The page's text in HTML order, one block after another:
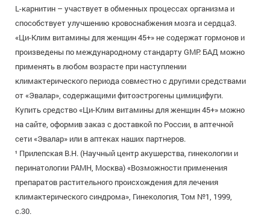
L-карнитин – участвует в обменных процессах организма и
способствует улучшению кровоснабжения мозга и сердца3.
«Ци-Клим витамины для женщин 45+» не содержат гормонов и
произведены по международному стандарту GMP. БАД можно
применять в любом возрасте при наступлении
климактерического периода совместно с другими средствами
от «Эвалар», содержащими фитоэстрогены цимицифуги.
Купить средство «Ци-Клим витамины для женщин 45+» можно
на сайте, оформив заказ с доставкой по России, в аптечной
сети «Эвалар» или в аптеках наших партнеров.
¹ Прилепская В.Н. (Научный центр акушерства, гинекологии и
перинатологии РАМН, Москва) «Возможности применения
препаратов растительного происхождения для лечения
климактерического синдрома», Гинекология, Том №1, 1999,
с.30.